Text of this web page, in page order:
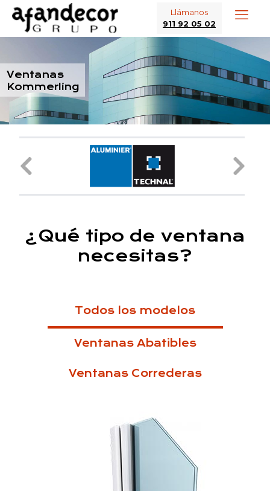
Llámanos
911 92 05 02
Ventanas
Kommerling
¿Qué tipo de ventana
necesitas?
Todos los modelos
Ventanas Abatibles
Ventanas Correderas